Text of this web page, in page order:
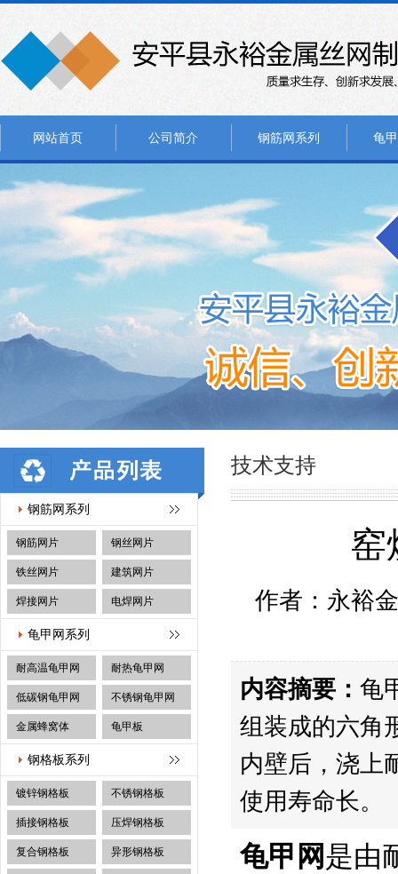
网站首页 公司简介 钢筋网系列 龟
钢筋网系列
钢筋网片 钢丝网片
铁丝网片 建筑网片
焊接网片 电焊网片
龟甲网系列
耐高温龟甲网 耐热龟甲网
低碳钢龟甲网 不锈钢龟甲网
金属蜂窝体 龟甲板
钢格板系列
镀锌钢格板 不锈钢格板
插接钢格板 压焊钢格板
复合钢格板 异形钢格板
技术支持
窑
作者：永裕
内容摘要： 龟
组装成的六角
内壁后，浇上
使用寿命长。
龟甲网是由